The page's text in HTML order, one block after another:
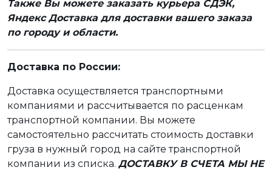
Также Вы можете заказать курьера СДЭК,
Яндекс Доставка для доставки вашего заказа
по городу и области.
Доставка по России:
Доставка осуществляется транспортными
компаниями и рассчитывается по расценкам
транспортной компании. Вы можете
самостоятельно рассчитать стоимость доставки
груза в нужный город на сайте транспортной
компании из списка. ДОСТАВКУ В СЧЕТА МЫ НЕ